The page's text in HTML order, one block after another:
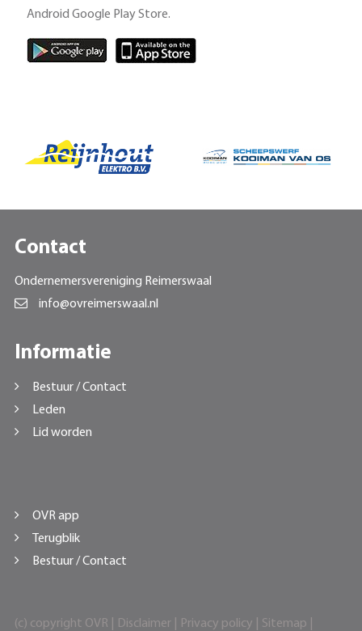
Android Google Play Store.
Contact
Ondernemersvereniging Reimerswaal
info@ovreimerswaal.nl
Informatie
Bestuur / Contact
Leden
Lid worden
OVR app
Terugblik
Bestuur / Contact
(c) copyright OVR | Disclaimer| Privacy policy Sitemap